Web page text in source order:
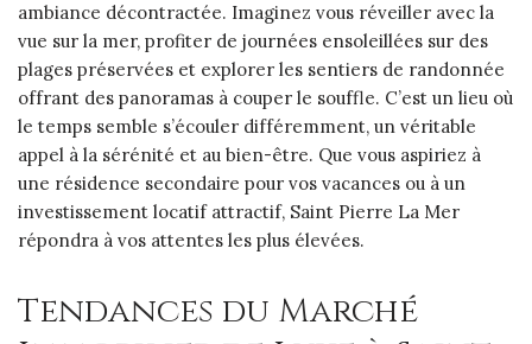
ambiance décontractée. Imaginez vous réveiller avec la
vue sur la mer, profiter de journées ensoleillées sur des
plages préservées et explorer les sentiers de randonnée
offrant des panoramas à couper le souffle. C’est un lieu où
le temps semble s’écouler différemment, un véritable
appel à la sérénité et au bien-être. Que vous aspiriez à
une résidence secondaire pour vos vacances ou à un
investissement locatif attractif, Saint Pierre La Mer
répondra à vos attentes les plus élevées.
Tendances du Marché